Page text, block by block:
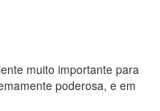
muito importante para
poderosa, e em